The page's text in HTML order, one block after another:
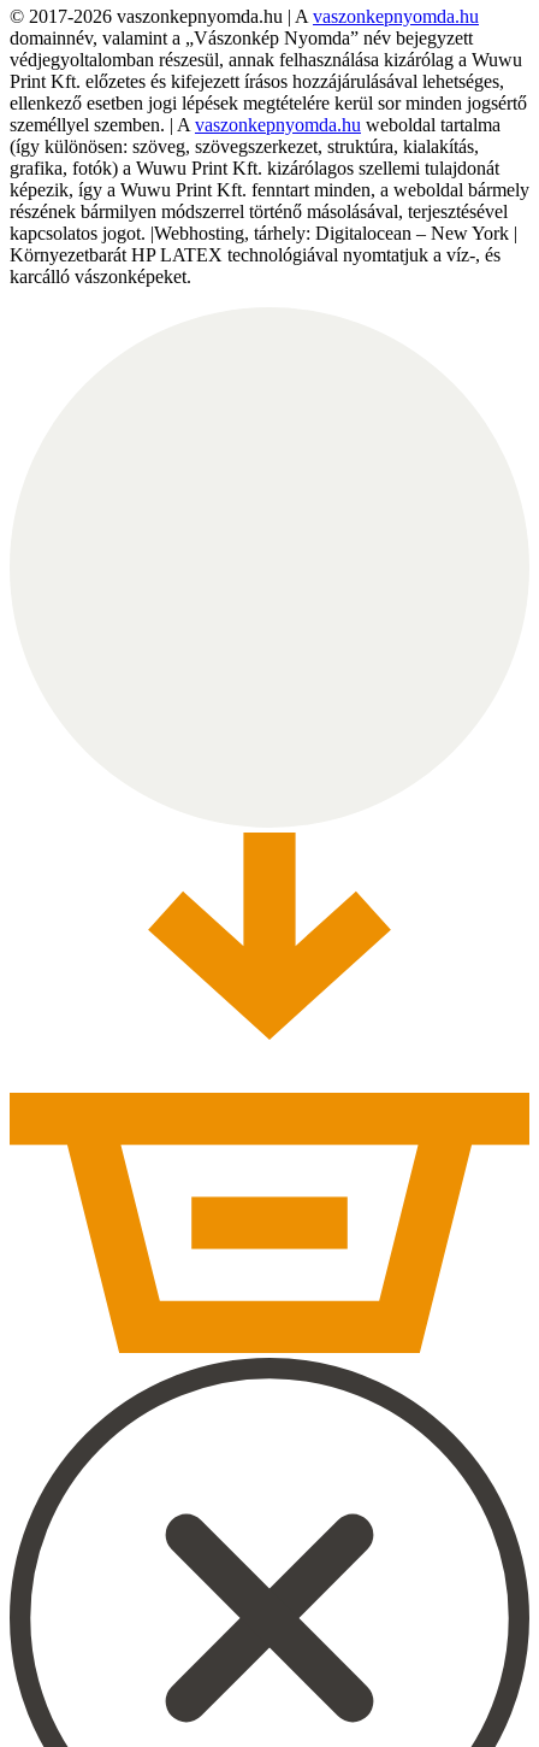
© 2017-2026 vaszonkepnyomda.hu | A vaszonkepnyomda.hu
domainnév, valamint a „Vászonkép Nyomda” név bejegyzett
védjegyoltalomban részesül, annak felhasználása kizárólag a Wuwu
Print Kft. előzetes és kifejezett írásos hozzájárulásával lehetséges,
ellenkező esetben jogi lépések megtételére kerül sor minden jogsértő
személlyel szemben. | A vaszonkepnyomda.hu weboldal tartalma
(így különösen: szöveg, szövegszerkezet, struktúra, kialakítás,
grafika, fotók) a Wuwu Print Kft. kizárólagos szellemi tulajdonát
képezik, így a Wuwu Print Kft. fenntart minden, a weboldal bármely
részének bármilyen módszerrel történő másolásával, terjesztésével
kapcsolatos jogot. |Webhosting, tárhely: Digitalocean – New York |
Környezetbarát HP LATEX technológiával nyomtatjuk a víz-, és
karcálló vászonképeket.